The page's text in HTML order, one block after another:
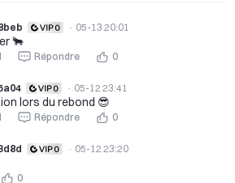
· 05-13 20:01
🐂
Répondre 0
· 05-12 23:41
lors du rebond 😎
Répondre 0
· 05-12 23:20
0